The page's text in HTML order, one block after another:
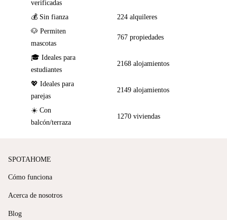
verificadas
💰 Sin fianza
224 alquileres
🐶 Permiten
mascotas
767 propiedades
🎓 Ideales para
estudiantes
2168 alojamientos
💖 Ideales para
parejas
2149 alojamientos
☀️ Con
balcón/terraza
1270 viviendas
SPOTAHOME
Cómo funciona
Acerca de nosotros
Blog